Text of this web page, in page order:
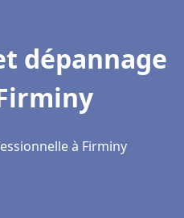
dépannage
à Firminy